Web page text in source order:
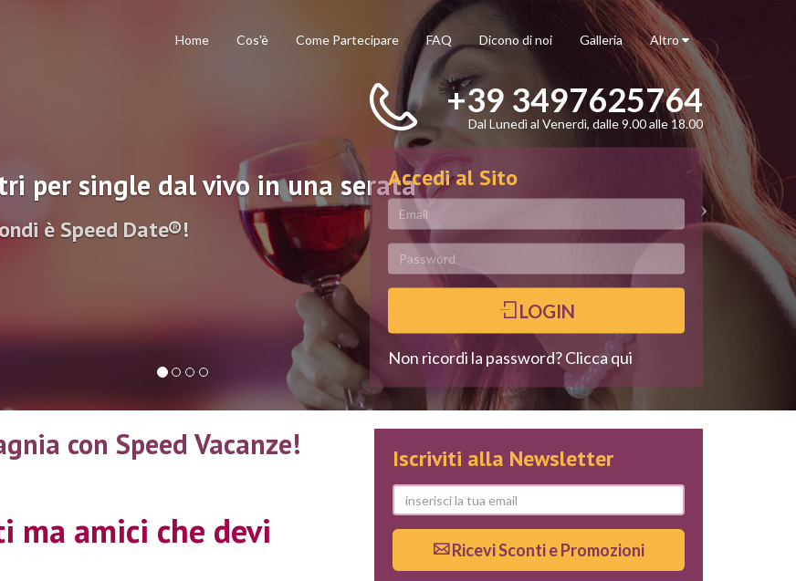
Home Cos'è Come Partecipare FAQ Dicono di noi Galleria Altro
per single dal vivo in una serata
è Speed Date®!
+39 3497625764
Dal Lunedì al Venerdì, dalle 9.00 alle 18.00
Accedi al Sito
LOGIN
Non ricordi la password? Clicca qui
con Speed Vacanze!
ma amici che devi
Iscriviti alla Newsletter
Ricevi Sconti e Promozioni